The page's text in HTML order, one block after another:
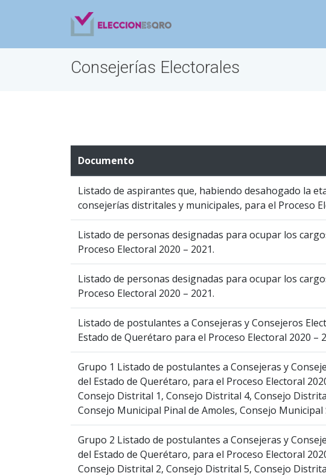
Consejerías Electorales
Documento
Listado de aspirantes que, habiendo desahogado la
consejerías distritales y municipales, para el Proceso
Listado de personas designadas para ocupar los
Proceso Electoral 2020 – 2021.
Listado de personas designadas para ocupar los
Proceso Electoral 2020 – 2021.
Listado de postulantes a Consejeras y Consejeros
Estado de Querétaro para el Proceso Electoral 2020
Grupo 1 Listado de postulantes a Consejeras y
del Estado de Querétaro, para el Proceso Electoral
Consejo Distrital 1, Consejo Distrital 4, Consejo
Consejo Municipal Pinal de Amoles, Consejo
Grupo 2 Listado de postulantes a Consejeras y
del Estado de Querétaro, para el Proceso Electoral
Consejo Distrital 2, Consejo Distrital 5, Consejo